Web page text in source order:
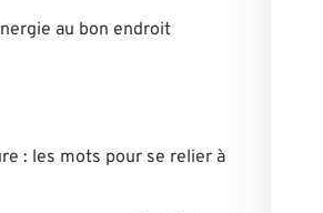
au bon endroit
: les mots pour se relier à